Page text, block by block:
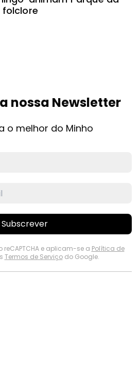
nossa Newsletter
o melhor do Minho
Subscrever
reCAPTCHA e aplicam-se a Política de
Termos de Serviçodo Google.